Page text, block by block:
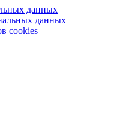
данных
данных
cookies